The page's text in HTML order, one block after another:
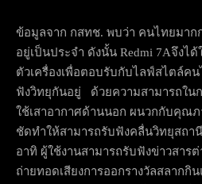
ข้อมูลจาก กสทช. พบว่า คนไทยมาก
อยู่เป็นประจำ ดังนั้น Redmi 7Aจึงไ
ตัวเครื่องเพื่อตอบรับกับไลฟ์สไตล์ค
ฟังวิทยุกันอยู่ ด้วยความสามารถใ
ใช้เสาอากาศด้านนอก ผนวกกับคุณภ
ชัดทำให้สามารถรับฟังคลื่นวิทยุสถา
อาทิ ผู้ใช้งานสามารถรับฟังข่าวสาร
ถ่ายทอดเสียงการออกรางวัลสลากกิ